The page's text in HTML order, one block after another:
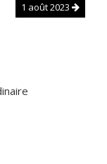
1 août 2023